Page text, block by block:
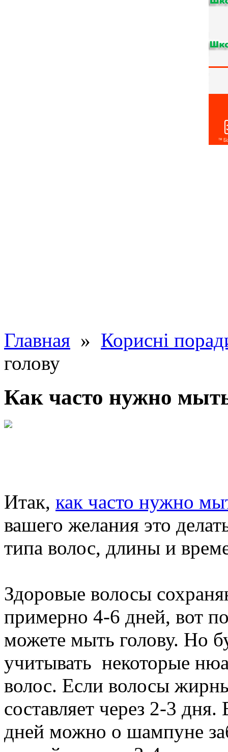
Главная » Корисні
голову
Как часто нужно
Итак, как часто нужно
вашего желания это
типа волос, длины и
Здоровые волосы
примерно 4-6 дней, вот
можете мыть голову. Но
учитывать некоторые
волос. Если волосы
составляет через 2-3
дней можно о шампуне